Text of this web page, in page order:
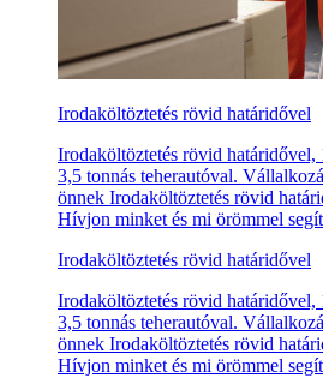
Irodaköltöztetés rövid határidővel
Irodaköltöztetés rövid határidővel,
3,5 tonnás teherautóval.
önnek Irodaköltöztetés rövid
Hívjon minket és mi örömmel
Irodaköltöztetés rövid határidővel
Irodaköltöztetés rövid határidővel,
3,5 tonnás teherautóval.
önnek Irodaköltöztetés rövid
Hívjon minket és mi örömmel